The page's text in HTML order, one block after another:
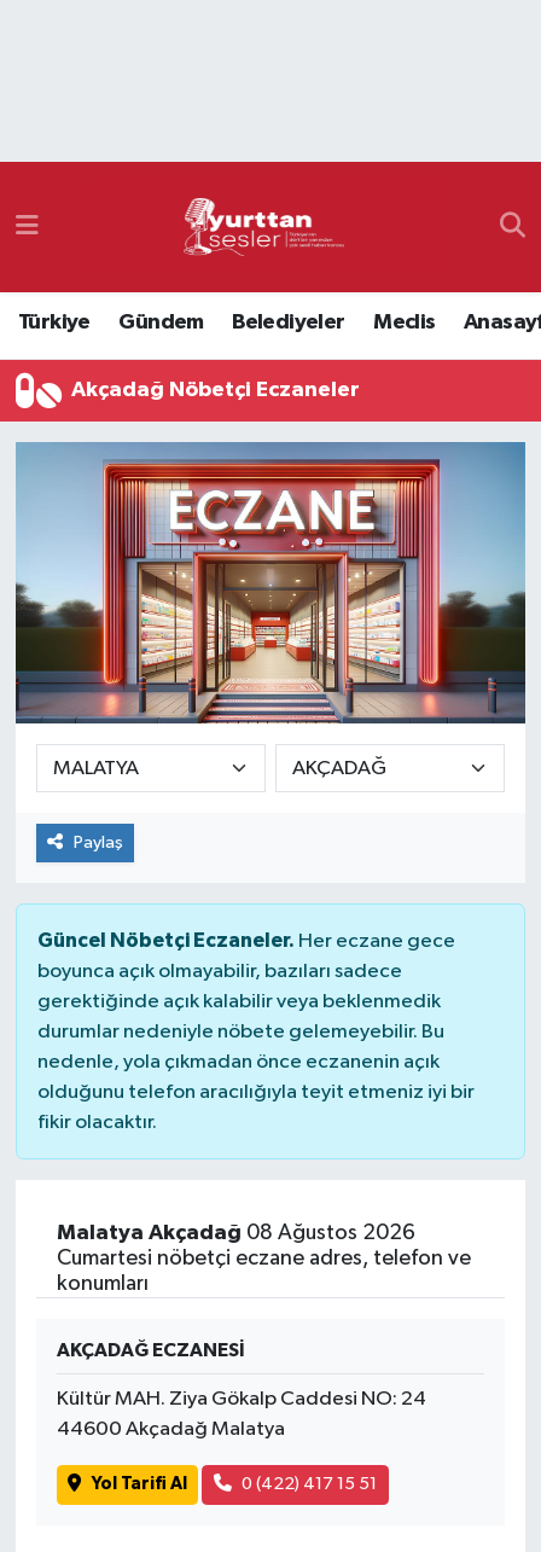
Türkiye Gündem Belediyeler Meclis
Akçadağ Nöbetçi Eczaneler
Paylaş
Güncel Nöbetçi Eczaneler. Her eczane gece
boyunca açık olmayabilir, bazıları sadece
gerektiğinde açık kalabilir veya beklenmedik
durumlar nedeniyle nöbete gelemeyebilir. Bu
nedenle, yola çıkmadan önce eczanenin açık
olduğunu telefon aracılığıyla teyit etmeniz iyi bir
fikir olacaktır.
Malatya Akçadağ 08 Ağustos 2026
Cumartesi nöbetçi eczane adres, telefon ve
konumları
AKÇADAĞ ECZANESİ
Kültür MAH. Ziya Gökalp Caddesi NO: 24
44600 Akçadağ Malatya
Yol Tarifi Al 0 (422) 417 15 51
Namaz Vakitleri
Süper Lig Puan Durumu ve Fikstür
Tüm Manşetler
Son Dakika Haberleri
Haber Arşivi